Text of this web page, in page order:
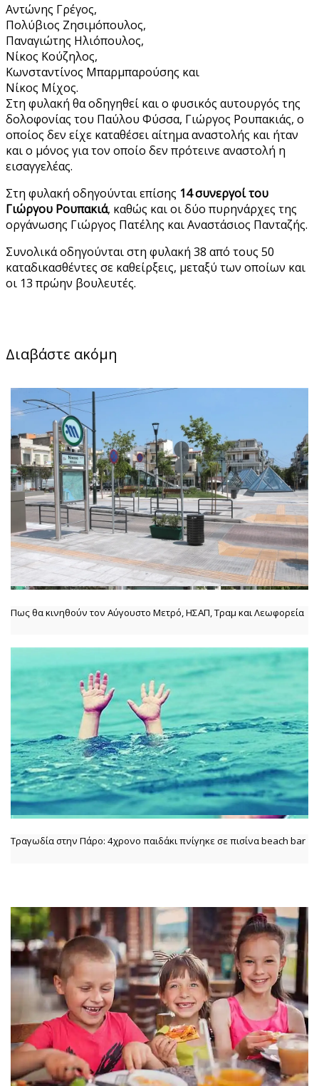
Αντώνης Γρέγος,
Πολύβιος Ζησιμόπουλος,
Παναγιώτης Ηλιόπουλος,
Νίκος Κούζηλος,
Κωνσταντίνος Μπαρμπαρούσης και
Νίκος Μίχος.
Στη φυλακή θα οδηγηθεί και ο φυσικός αυτουργός της
δολοφονίας του Παύλου Φύσσα, Γιώργος Ρουπακιάς, ο
οποίος δεν είχε καταθέσει αίτημα αναστολής και ήταν
και ο μόνος για τον οποίο δεν πρότεινε αναστολή η
εισαγγελέας.
Στη φυλακή οδηγούνται επίσης 14 συνεργοί του
Γιώργου Ρουπακιά, καθώς και οι δύο πυρηνάρχες της
οργάνωσης Γιώργος Πατέλης και Αναστάσιος Πανταζής.
Συνολικά οδηγούνται στη φυλακή 38 από τους 50
καταδικασθέντες σε καθείρξεις, μεταξύ των οποίων και
οι 13 πρώην βουλευτές.
Διαβάστε ακόμη
Πως θα κινηθούν τον Αύγουστο Μετρό, ΗΣΑΠ, Τραμ και Λεωφορεία
Τραγωδία στην Πάρο: 4χρονο παιδάκι πνίγηκε σε πισίνα beach bar